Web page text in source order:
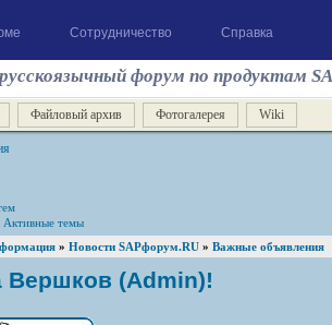
Сотрудничество Справка
форум по продуктам
Файловый архив Фотогалерея Wiki
Активные темы
» Новости SAPфорум.RU » Важные объявления
(Admin)!